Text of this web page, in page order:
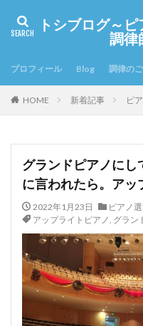
トシブログ～
調律
プロフィール Blog 調律の
HOME 新着記事 ピ
グランドピアノにし
に言われたら。アッ
2022年1月23日
ピアノ
アップライトピアノ, グラン